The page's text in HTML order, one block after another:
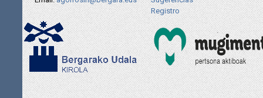
Registro